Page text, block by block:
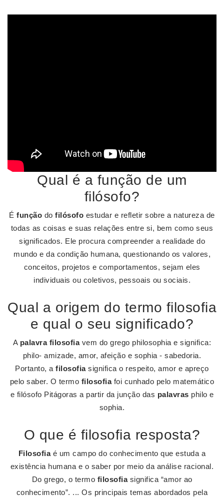
Qual é a função de um
filósofo?
Éfunção dofilósofo estudar e refletir sobre a natureza de
todas as coisas e suas relações entre si, bem como seus
significados. Ele procura compreender a realidade do
mundo e da condição humana, questionando os valores,
conceitos, projetos e comportamentos, sejam eles
individuais ou coletivos, pessoais ou sociais.
Qual a origem do termo filosofia
e qual o seu significado?
A palavra filosofiavem do grego philosophia e significa:
philo- amizade, amor, afeição e sophia - sabedoria.
Portanto, afilosofiasignifica o respeito, amor e apreço
pelo saber. O termo filosofiafoi cunhado pelo matemático
e filósofo Pitágoras a partir da junção das palavras philo e
sophia.
O que é filosofia resposta?
Filosofiaé um campo do conhecimento que estuda a
existência humana e o saber por meio da análise racional.
Do grego, o termo filosofiasignifica “amor ao
conhecimento”. ... Os principais temas abordados pela